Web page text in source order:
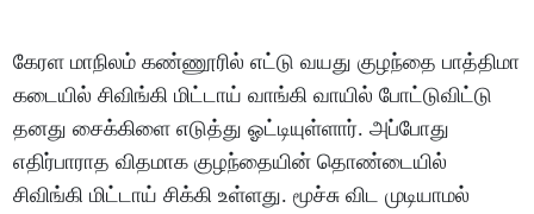
கேரள மாநிலம் கண்ணூரில் எட்டு வயது குழந்தை பாத்திமா
கடையில் சிவிங்கி மிட்டாய் வாங்கி வாயில் போட்டுவிட்டு
தனது சைக்கிளை எடுத்து ஓட்டியுள்ளார். அப்போது
எதிர்பாராத விதமாக குழந்தையின் தொண்டையில்
சிவிங்கி மிட்டாய் சிக்கி உள்ளது. மூச்சு விட முடியாமல்